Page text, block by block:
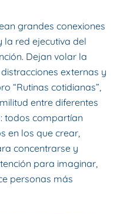
grandes conexiones
la red ejecutiva del
Dejan volar la
externas y
“Rutinas cotidianas”,
entre diferentes
todos compartían
en los que crear,
concentrarse y
para imaginar,
personas más